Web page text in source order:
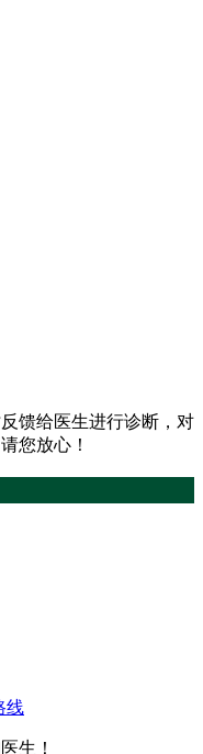
馈给医生进行诊断，对
您放心！
线
生！